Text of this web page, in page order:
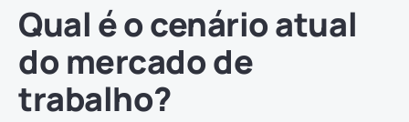
Qual é o cenário atual
do mercado de
trabalho?